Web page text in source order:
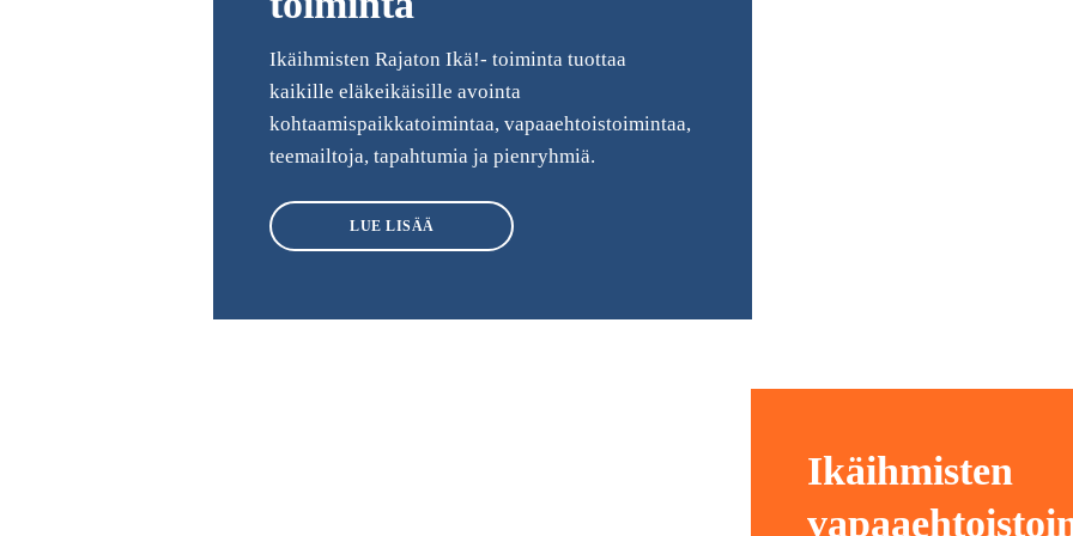
Ikäihmisten Rajaton Ikä!- toiminta tuottaa
kaikille eläkeikäisille avointa
kohtaamispaikkatoimintaa, vapaaehtoistoimintaa,
teemailtoja, tapahtumia ja pienryhmiä.
LUE LISÄÄ
Ikäihmisten